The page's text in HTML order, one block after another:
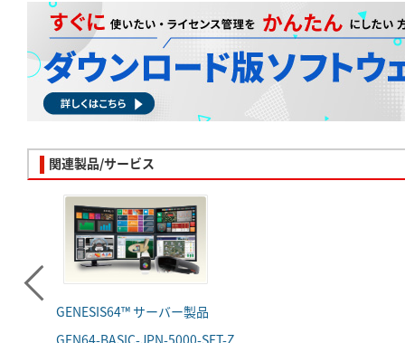
関連製品/サービス
GENESIS64™ サーバー製品